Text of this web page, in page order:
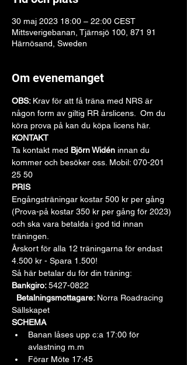
30 maj 2023 18:00 – 22:00 CEST
Mittsverigebanan, Tjärnsjö 100, 871 91
Härnösand, Sweden
Om evenemanget
OBS: Krav för att få träna med NRS är
någon form av giltig RR årslicens.  Om du
köra prova på kan du köpa licens här.
KONTAKT
Ta kontakt med Björn Widén innan du
kommer och besöker oss. Mobil: 070-201
25 50
PRIS
Engångsträningar kostar 500 kr per gång
(Prova-på kostar 350 kr per gång för 2023)
och ska vara betalda i god tid innan
träningen.
Årskort för alla 12 träningarna för endast
4.500 kr - Spara 1.500!
Så här betalar du för din träning:
Bankgiro: 5427-0822
Betalningsmottagare: Norra Roadracing
Sällskapet
SCHEMA
Banan låses upp c:a 17:00 för
avlastning m.m
Förar Möte 17:45